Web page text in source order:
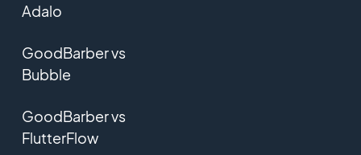
Adalo
GoodBarber vs
Bubble
GoodBarber vs
FlutterFlow